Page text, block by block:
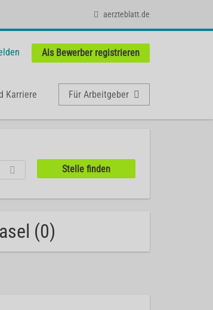
aerzteblatt.de
Als Bewerber registrieren
Karriere Für Arbeitgeber
(0)